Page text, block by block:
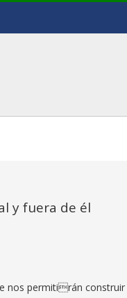
y fuera de él
nos permitirán construir